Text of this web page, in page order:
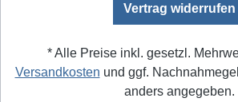
Vertrag widerrufen
* Alle Preise inkl. gesetzl.
Versandkosten und ggf.
anders angegeben.